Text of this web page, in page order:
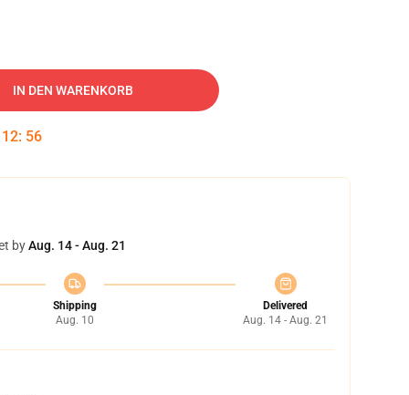
IN DEN WARENKORB
12: 55
byAug. 14 - Aug. 21
Shipping
Aug. 10
Delivered
Aug. 14 - Aug. 21